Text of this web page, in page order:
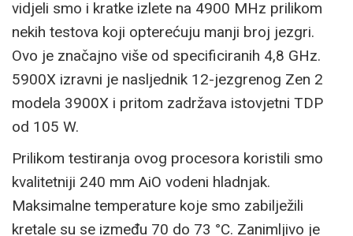
vidjeli smo i kratke izlete na 4900 MHz prilikom
nekih testova koji opterećuju manji broj jezgri.
Ovo je značajno više od specificiranih 4,8 GHz.
5900X izravni je nasljednik 12-jezgrenog Zen 2
modela 3900X i pritom zadržava istovjetni TDP
od 105 W.
Prilikom testiranja ovog procesora koristili smo
kvalitetniji 240 mm AiO vodeni hladnjak.
Maksimalne temperature koje smo zabilježili
kretale su se između 70 do 73 °C. Zanimljivo je